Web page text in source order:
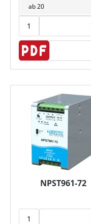
ab20
NPST961-72